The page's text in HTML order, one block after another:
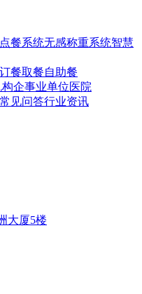
餐系统无感称重系统智慧
餐取餐自助餐
企事业单位医院
常见问答行业资讯
大厦5楼